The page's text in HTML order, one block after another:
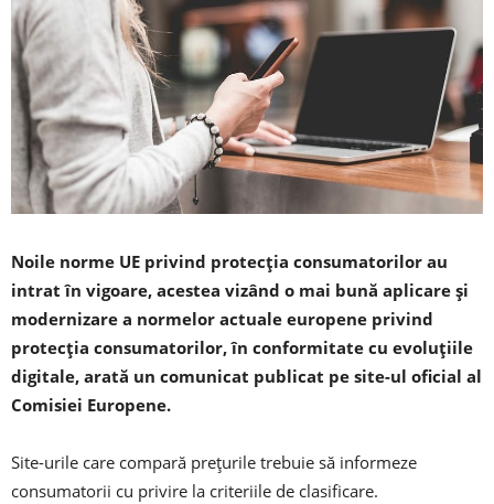
Noile norme UE privind protecția consumatorilor au
intrat în vigoare, acestea vizând o mai bună aplicare și
modernizare a normelor actuale europene privind
protecția consumatorilor, în conformitate cu evoluțiile
digitale, arată un comunicat publicat pe site-ul oficial al
Comisiei Europene.
Site-urile care compară prețurile trebuie să informeze
consumatorii cu privire la criteriile de clasificare.